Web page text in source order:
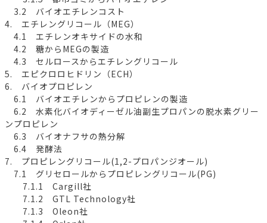
3.2 バイオエチレンコスト
4. エチレングリコール（MEG）
4.1 エチレンオキサイドの水和
4.2 糖からMEGの製造
4.3 セルロースからエチレングリコール
5. エピクロロヒドリン（ECH）
6. バイオプロピレン
6.1 バイオエチレンからプロピレンの製造
6.2 水素化バイオディーゼル油副生プロパンの脱水素グリー
ンプロピレン
6.3 バイオナフサの熱分解
6.4 発酵法
7. プロピレングリコール(1,2-プロパンジオール)
7.1 グリセロールからプロピレングリコール(PG)
7.1.1 Cargill社
7.1.2 GTL Technology社
7.1.3 Oleon社